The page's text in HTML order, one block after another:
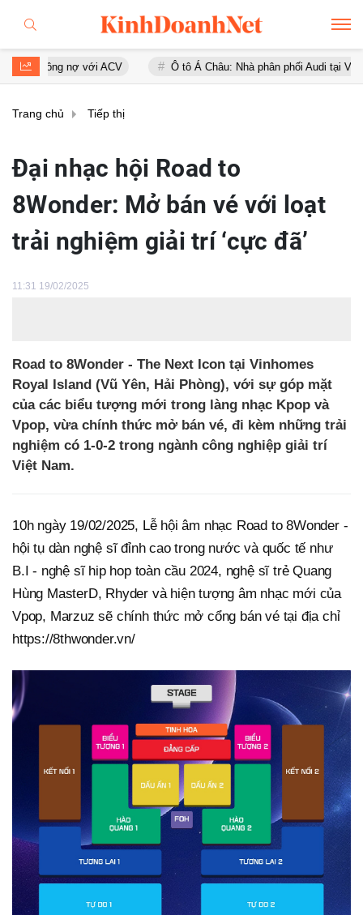
ACV Ô tô Á Châu: Nhà phân phối Audi tại Việt Nam kinh doanh
Trang chủ Tiếp thị
Đại nhạc hội Road to
8Wonder: Mở bán vé với loạt
trải nghiệm giải trí ‘cực đã’
11:31 19/02/2025
Road to 8Wonder - The Next Icon tại Vinhomes
Royal Island (Vũ Yên, Hải Phòng), với sự góp mặt
của các biểu tượng mới trong làng nhạc Kpop và
Vpop, vừa chính thức mở bán vé, đi kèm những trải
nghiệm có 1-0-2 trong ngành công nghiệp giải trí
Việt Nam.
10h ngày 19/02/2025, Lễ hội âm nhạc Road to 8Wonder -
hội tụ dàn nghệ sĩ đỉnh cao trong nước và quốc tế như
B.I - nghệ sĩ hip hop toàn cầu 2024, nghệ sĩ trẻ Quang
Hùng MasterD, Rhyder và hiện tượng âm nhạc mới của
Vpop, Marzuz sẽ chính thức mở cổng bán vé tại địa chỉ
https://8thwonder.vn/